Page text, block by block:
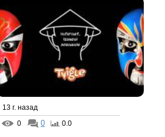
13 г. назад
0
0 0.0